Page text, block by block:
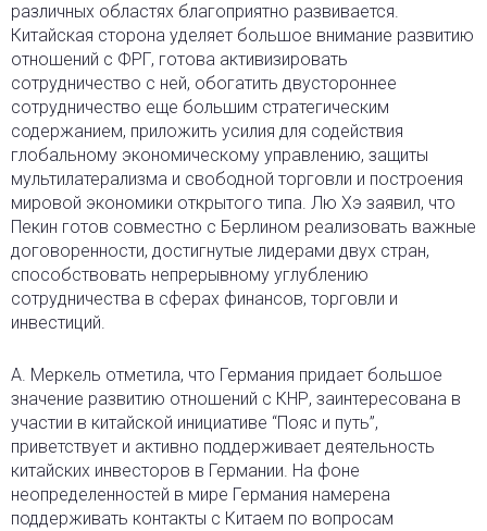
различных областях благоприятно развивается.
Китайская сторона уделяет большое внимание развитию
отношений с ФРГ, готова активизировать
сотрудничество с ней, обогатить двустороннее
сотрудничество еще большим стратегическим
содержанием, приложить усилия для содействия
глобальному экономическому управлению, защиты
мультилатерализма и свободной торговли и построения
мировой экономики открытого типа. Лю Хэ заявил, что
Пекин готов совместно с Берлином реализовать важные
договоренности, достигнутые лидерами двух стран,
способствовать непрерывному углублению
сотрудничества в сферах финансов, торговли и
инвестиций.
А. Меркель отметила, что Германия придает большое
значение развитию отношений с КНР, заинтересована в
участии в китайской инициативе “Пояс и путь”,
приветствует и активно поддерживает деятельность
китайских инвесторов в Германии. На фоне
неопределенностей в мире Германия намерена
поддерживать контакты с Китаем по вопросам